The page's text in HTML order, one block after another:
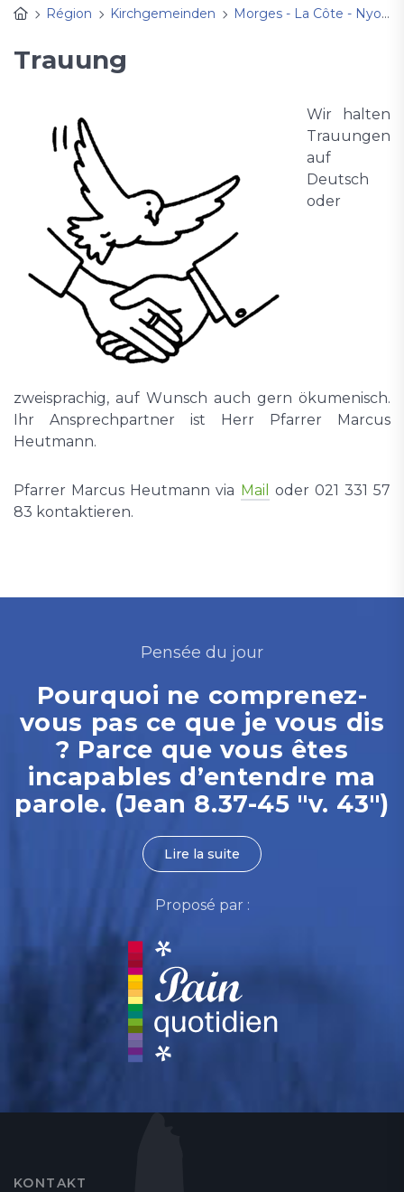
Région
Kirchgemeinden Morges - La Côte - Nyon
Trauung
Wir halten
Trauungen
auf
Deutsch
oder
zweisprachig, auf Wunsch auch gern ökumenisch.
Ihr Ansprechpartner ist Herr Pfarrer Marcus
Heutmann.
Pfarrer Marcus Heutmann via Mail
oder 021 331 57
83 kontaktieren.
Pensée du jour
Pourquoi ne comprenez-
vous pas ce que je vous dis
? Parce que vous êtes
incapables d’entendre ma
parole. (Jean 8.37-45 "v. 43")
Lire la suite
Proposé par :
KONTAKT